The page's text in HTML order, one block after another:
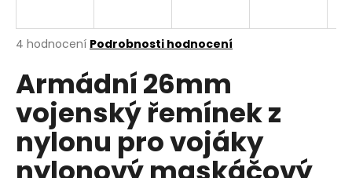
Průměrné
produktu
je
z
5
hvězdiček.
4 hodnocení Podrobnosti hodnocení
Armádní 26mm
vojenský řemínek z
nylonu pro vojáky
j
t
?